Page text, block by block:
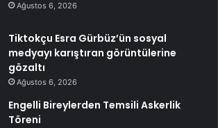
Ağustos 6, 2026
Tiktokçu Esra Gürbüz’ün sosyal
medyayı karıştıran görüntülerine
gözaltı
Ağustos 6, 2026
Engelli Bireylerden Temsili Askerlik
Töreni